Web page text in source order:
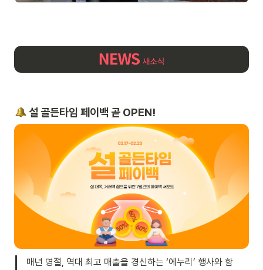
설 골든타임 페이백 곧 OPEN!
매년 명절, 역대 최고 매출을 경신하는 ‘에누리’ 행사와 함